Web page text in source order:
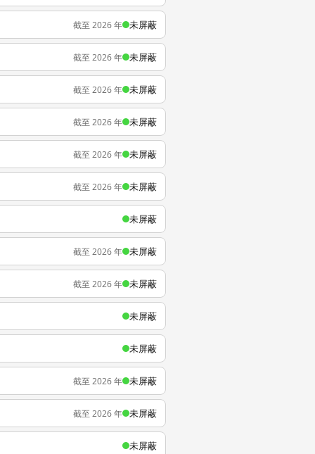
截至 2026 年 未屏蔽
截至 2026 年 未屏蔽
截至 2026 年 未屏蔽
截至 2026 年 未屏蔽
截至 2026 年 未屏蔽
截至 2026 年 未屏蔽
未屏蔽
截至 2026 年 未屏蔽
截至 2026 年 未屏蔽
未屏蔽
未屏蔽
截至 2026 年 未屏蔽
截至 2026 年 未屏蔽
未屏蔽